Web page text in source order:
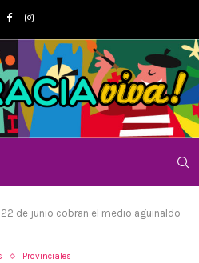
22 de junio cobran el medio aguinaldo
Provinciales